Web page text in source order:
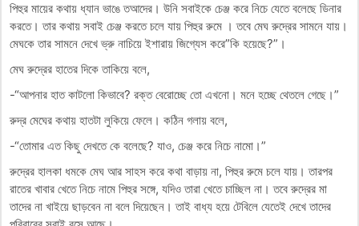
পিহুর মায়ের কথায় ধ্যান ভাঙে তআদের। উনি সবাইকে চেঞ্জ করে নিচে যেতে বলেছে ডিনার
করতে। তার কথায় সবাই চেঞ্জ করতে চলে যায় পিহুর রুমে । তবে মেঘ রুদ্রের সামনে যায়।
মেঘকে তার সামনে দেখে ভ্রু নাচিয়ে ইশারায় জিগ্যেস করে”কি হয়েছে?”।
মেঘ রুদ্রের হাতের দিকে তাকিয়ে বলে,
-“আপনার হাত কাটলো কিভাবে? রক্ত বেরোচ্ছে তো এখনো। মনে হচ্ছে থেতলে গেছে।”
রুদ্র মেঘের কথায় হাতটা লুকিয়ে ফেলে। কঠিন গলায় বলে,
-“তোমার এত কিছু দেখতে কে বলেছে? যাও, চেঞ্জ করে নিচে নামো।”
রুদ্রের হালকা ধমকে মেঘ আর সাহস করে কথা বাড়ায় না, পিহুর রুমে চলে যায়। তারপর
রাতের খাবার খেতে নিচে নামে পিহুর সঙ্গে, যদিও তারা খেতে চাচ্ছিল না। তবে রুদ্রের মা
তাদের না খাইয়ে ছাড়বেন না বলে দিয়েছেন। তাই বাধ্য হয়ে টেবিলে যেতেই দেখে তাদের